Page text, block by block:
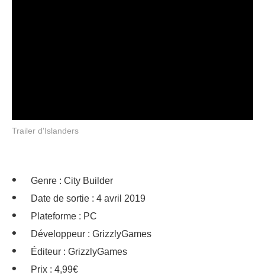
Trailer d'Islanders
Genre : City Builder
Date de sortie : 4 avril 2019
Plateforme : PC
Développeur : GrizzlyGames
Éditeur : GrizzlyGames
Prix : 4,99€